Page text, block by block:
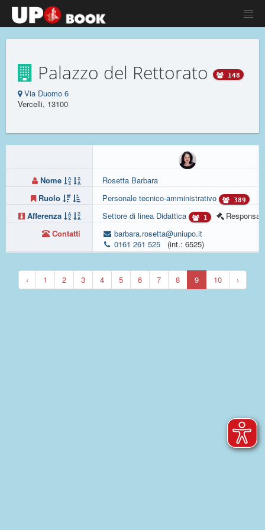
Palazzo del Rettorato 148
Via Duomo 6
Vercelli, 13100
Nome
Ruolo
Afferenza
Contatti
Rosetta Barbara
Personale tecnico-amministrativo
389
Settore di linea Didattica 1
barbara.rosetta@uniupo.it
0161 261 525
(int.: 6525)
‹ 1 2 3 4 5 6 7 8 9 10 ›